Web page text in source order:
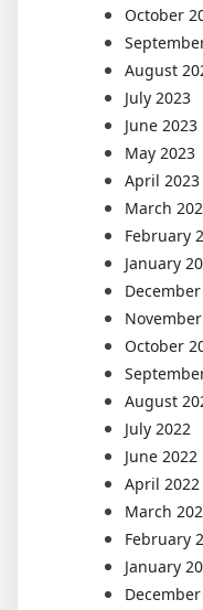
October
August
July 2023
June 2023
May 2023
April 2023
March
February
January
October
August
July 2022
June 2022
April 2022
March
February
January
December